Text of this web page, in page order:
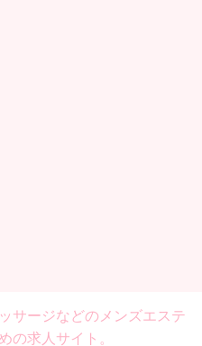
サージなどの メンズエステ
の求人サイト。